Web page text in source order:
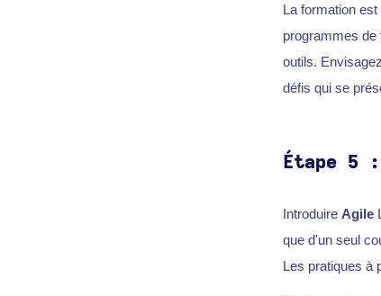
La formation
programmes
outils.
défis qui se
Étape 5
Introduire Agile
que d'un seul
Les pratiques à